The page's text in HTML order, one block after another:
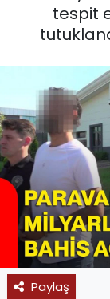
tespit
Paylaş
SAĞLIK
SPOR
11:11